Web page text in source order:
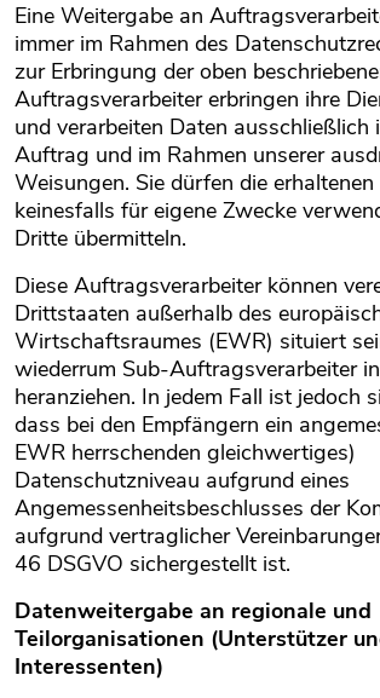
Eine Weitergabe an
immer im Rahmen des
zur Erbringung der oben
Auftragsverarbeiter erbringen ihre
und verarbeiten Daten ausschließlich
Auftrag und im Rahmen unserer
Weisungen. Sie dürfen die erhaltenen
keinesfalls für eigene Zwecke
Dritte übermitteln.
Diese Auftragsverarbeiter können
Drittstaaten außerhalb des
Wirtschaftsraumes (EWR) situiert
wiederrum Sub-Auftragsverarbeiter
heranziehen. In jedem Fall ist jedoch
dass bei den Empfängern ein
EWR herrschenden gleichwertiges)
Datenschutzniveau aufgrund eines
Angemessenheitsbeschlusses der
aufgrund vertraglicher
46 DSGVO sichergestellt ist.
Datenweitergabe an regionale und
Teilorganisationen (Unterstützer
Interessenten)